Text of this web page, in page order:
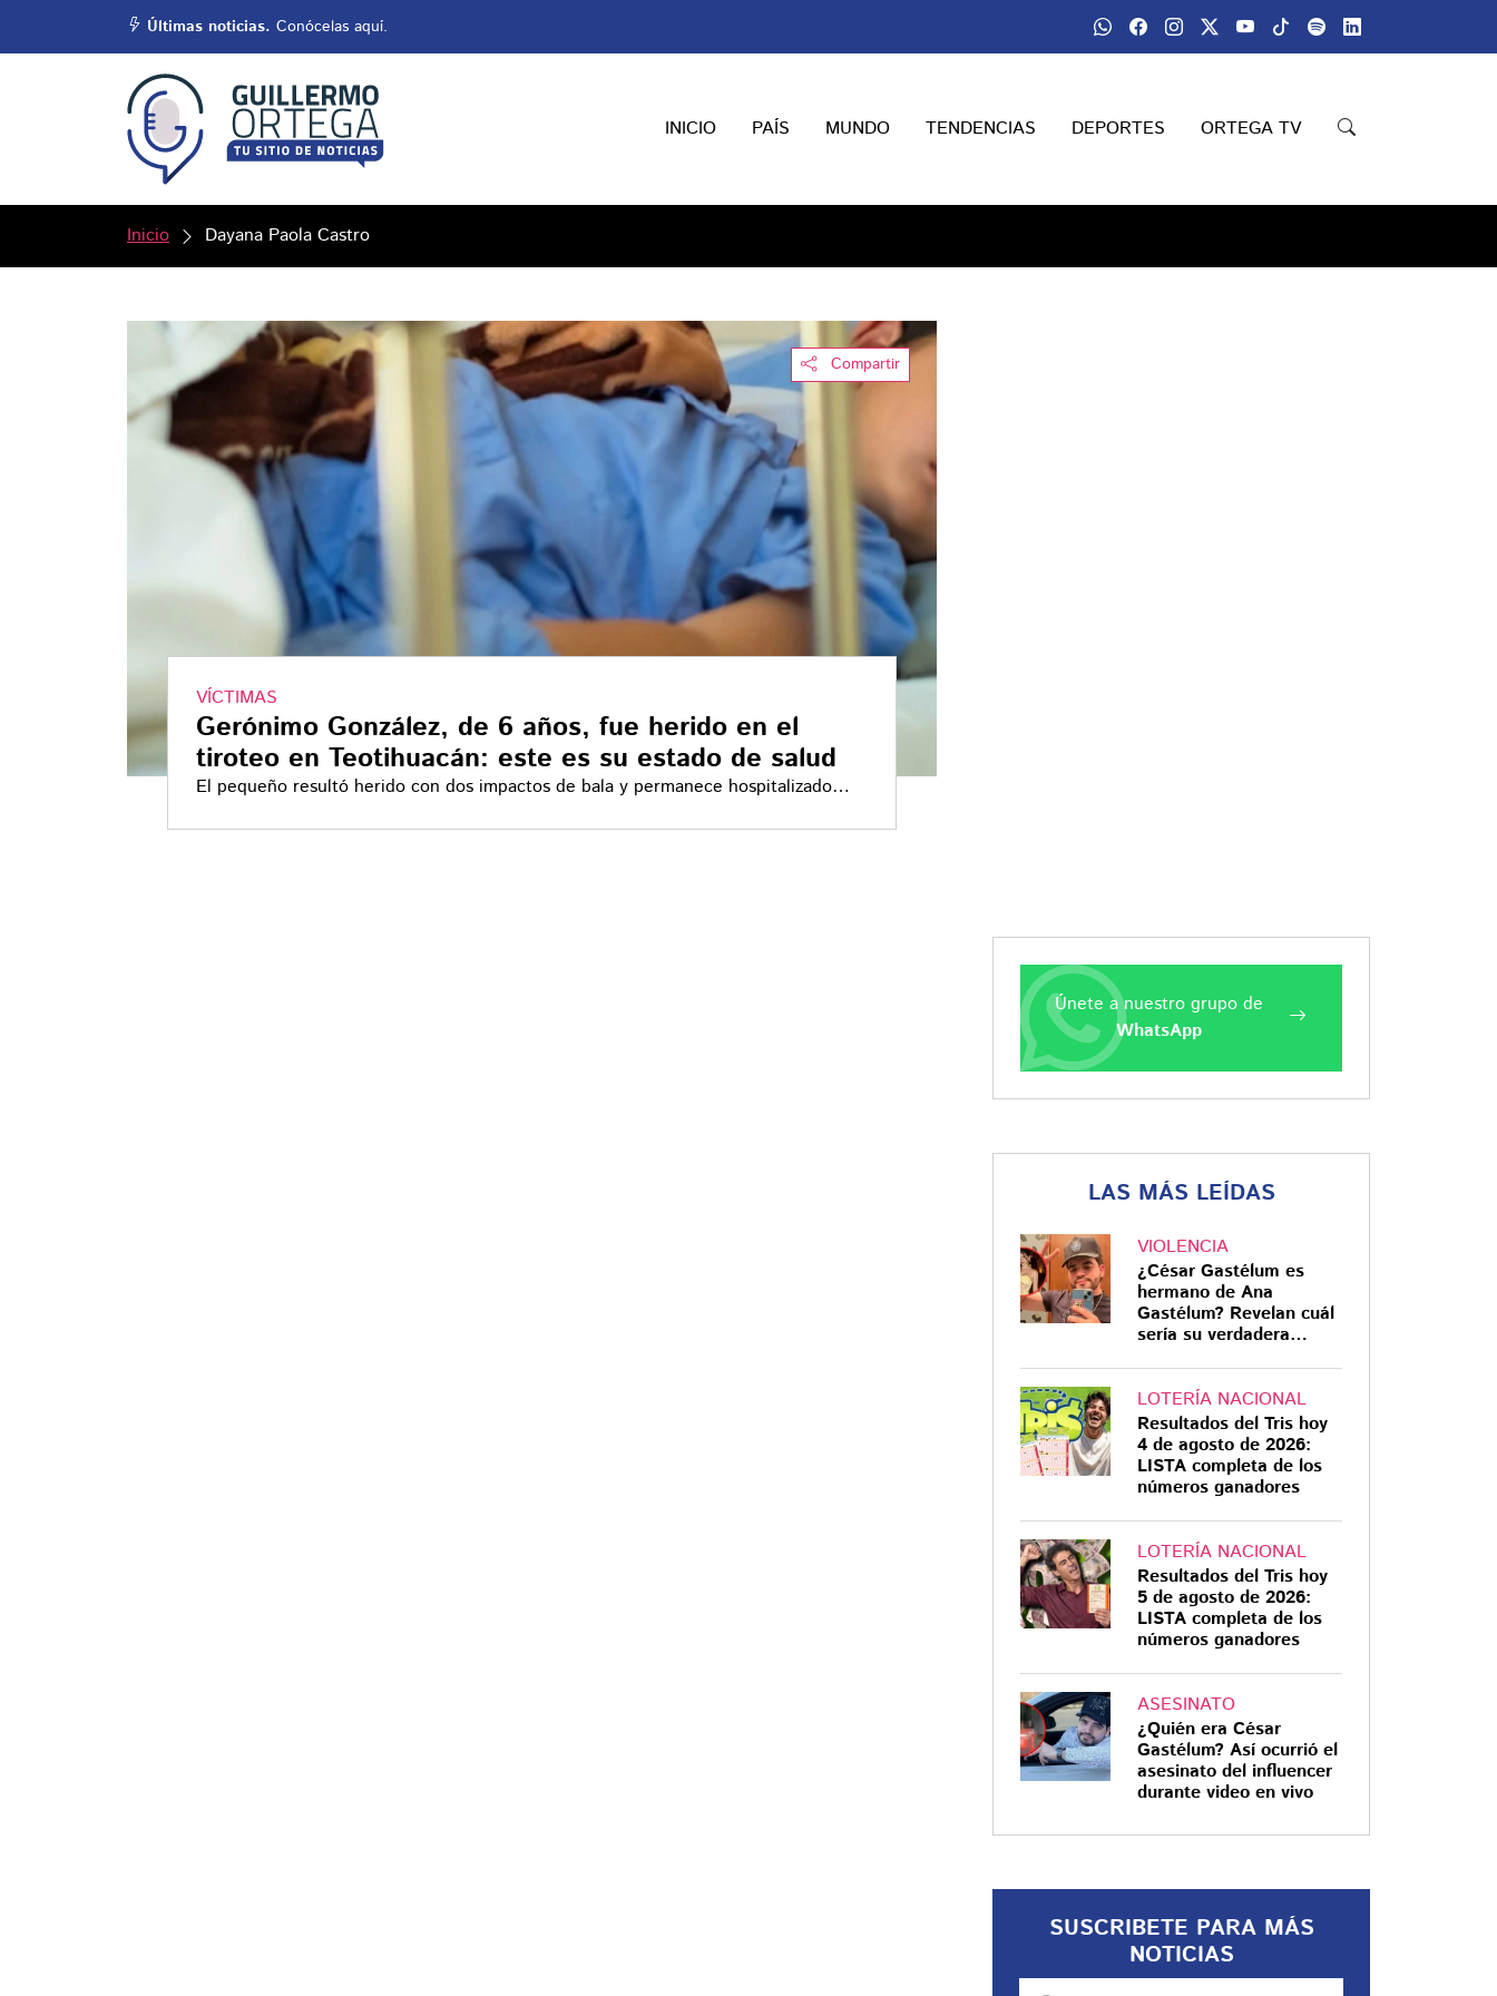
Últimas noticias. Conócelas aquí.
INICIO PAÍS MUNDO TENDENCIAS DEPORTES ORTEGA TV
Inicio Dayana Paola Castro
Compartir
VÍCTIMAS
Gerónimo González, de 6 años, fue herido en el
tiroteo en Teotihuacán: este es su estado de salud
El pequeño resultó herido con dos impactos de bala y permanece hospitalizado
Únete a nuestro grupo de
WhatsApp
LAS MÁS LEÍDAS
VIOLENCIA
¿César Gastélum es
hermano de Ana
Gastélum? Revelan cuál
sería su verdadera
LOTERÍA NACIONAL
Resultados del Tris hoy
4 de agosto de 2026:
LISTA completa de los
números ganadores
LOTERÍA NACIONAL
Resultados del Tris hoy
5 de agosto de 2026:
LISTA completa de los
números ganadores
ASESINATO
¿Quién era César
Gastélum? Así ocurrió el
asesinato del influencer
durante video en vivo
SUSCRIBETE PARA MÁS
NOTICIAS